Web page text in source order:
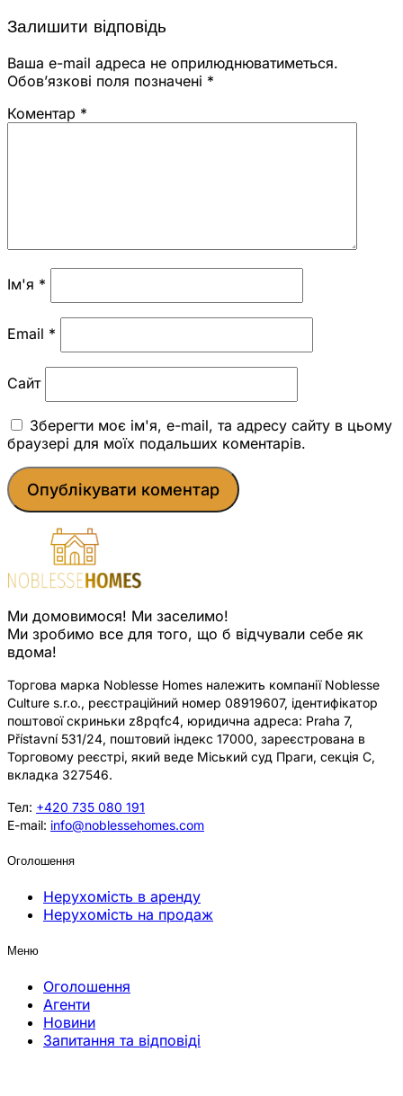
Залишити відповідь
Ваша e-mail адреса не оприлюднюватиметься.
Обов’язкові поля позначені *
Коментар *
Ім'я *
Email *
Сайт
Зберегти моє ім'я, e-mail, та адресу сайту в цьому
браузері для моїх подальших коментарів.
Ми домовимося! Ми заселимо!
Ми зробимо все для того, що б відчували себе як
вдома!
Торгова марка Noblesse Homes належить компанії Noblesse
Culture s.r.o., реєстраційний номер 08919607, ідентифікатор
поштової скриньки z8pqfc4, юридична адреса: Praha 7,
Přístavní 531/24, поштовий індекс 17000, зареєстрована в
Торговому реєстрі, який веде Міський суд Праги, секція C,
вкладка 327546.
Тел: +420 735 080 191
E-mail: info@noblessehomes.com
Оголошення
Нерухомість в аренду
Нерухомість на продаж
Меню
Оголошення
Агенти
Новини
Запитання та відповіді